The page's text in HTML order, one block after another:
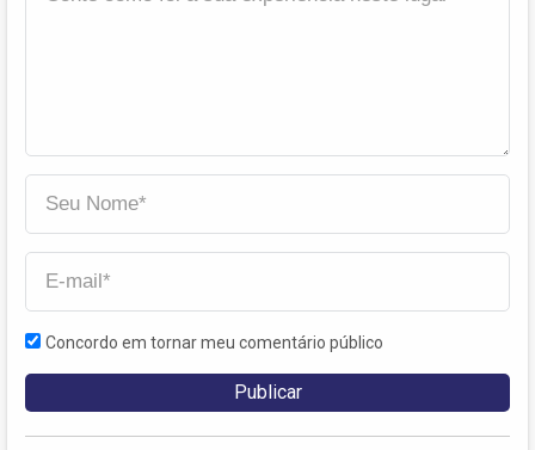
Concordo em tornar meu comentário público